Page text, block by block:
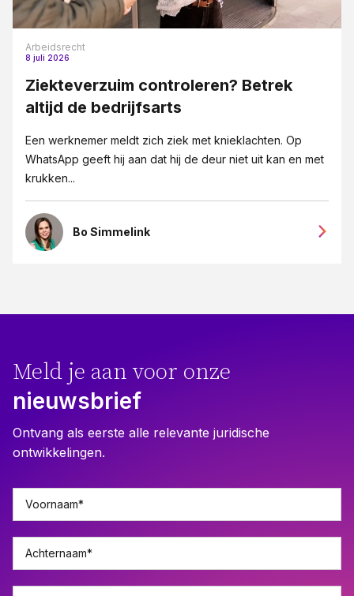
Arbeidsrecht
8 juli 2026
Ziekteverzuim controleren? Betrek
altijd de bedrijfsarts
Een werknemer meldt zich ziek met knieklachten. Op
WhatsApp geeft hij aan dat hij de deur niet uit kan en met
krukken...
Bo Simmelink
Meld je aan voor onze
nieuwsbrief
Ontvang als eerste alle relevante juridische
ontwikkelingen.
Voornaam*
Achternaam*